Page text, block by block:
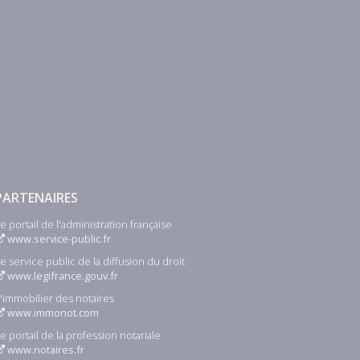
portail de l'administration française
www.service-public.fr
service public de la diffusion du droit
www.legifrance.gouv.fr
des notaires
www.immonot.com
portail de la profession notariale
www.notaires.fr